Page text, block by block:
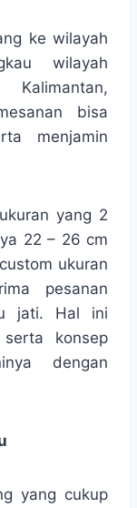
ke wilayah
wilayah
bisa
menjamin
yang 2
22 – 26 cm
ukuran
pesanan
jati. Hal ini
konsep
dengan
yang cukup